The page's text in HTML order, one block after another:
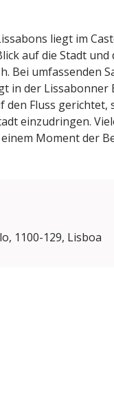
liegt im
auf die Stadt und
Bei
in der
den Fluss
einzudringen.
Moment der
1100-129, Lisboa